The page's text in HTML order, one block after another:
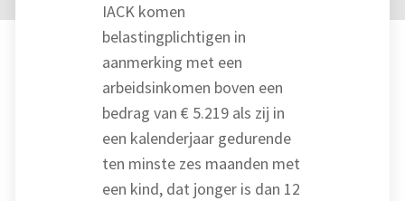
IACK komen
belastingplichtigen in
aanmerking met een
arbeidsinkomen boven een
bedrag van € 5.219 als zij in
een kalenderjaar gedurende
ten minste zes maanden met
een kind, dat jonger is dan 12